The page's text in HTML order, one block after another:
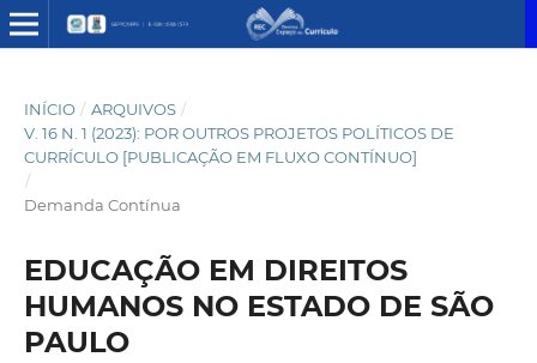
INÍCIO / ARQUIVOS /
V. 16 N. 1 (2023): POR OUTROS PROJETOS POLÍTICOS DE
CURRÍCULO [PUBLICAÇÃO EM FLUXO CONTÍNUO]
/
Demanda Contínua
EDUCAÇÃO EM DIREITOS
HUMANOS NO ESTADO DE SÃO
PAULO